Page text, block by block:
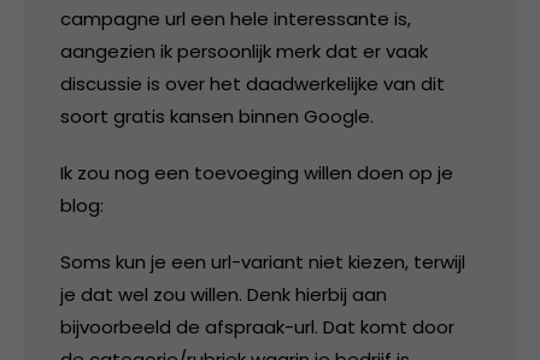
campagne url een hele interessante is,
aangezien ik persoonlijk merk dat er vaak
discussie is over het daadwerkelijke van dit
soort gratis kansen binnen Google.
Ik zou nog een toevoeging willen doen op je
blog:
Soms kun je een url-variant niet kiezen, terwijl
je dat wel zou willen. Denk hierbij aan
bijvoorbeeld de afspraak-url. Dat komt door